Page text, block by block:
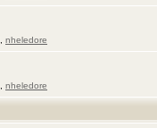
nheledore
nheledore